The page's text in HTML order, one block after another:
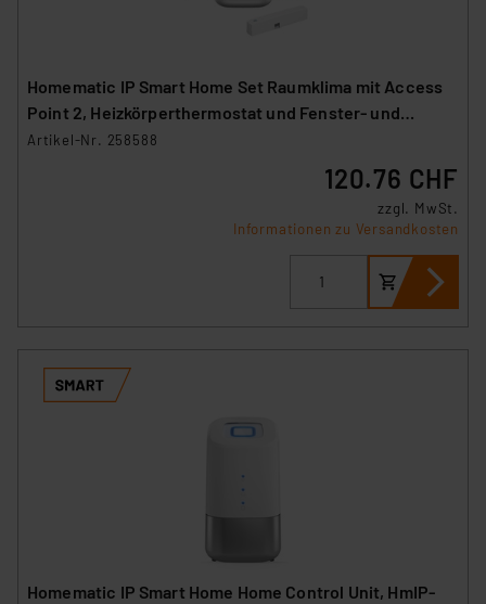
hiergegen Klagemöglichkeiten für Europäer bestehen.
Unsere Kooperation mit diesen Dienstleistern stützt
Beurteilung der mit der Datenübermittlung,
Homematic IP Smart Home Set Raumklima mit Access
Point 2, Heizkörperthermostat und Fenster- und
Türkontakt
Artikel-Nr. 258588
120.76 CHF
zzgl. MwSt.
Informationen zu Versandkosten
Homematic IP Smart Home Home Control Unit, HmIP-